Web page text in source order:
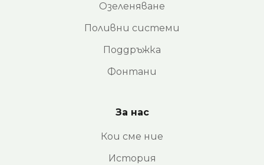
Озеленяване
Поливни системи
Поддръжка
Фонтани
За нас
Кои сме ние
История